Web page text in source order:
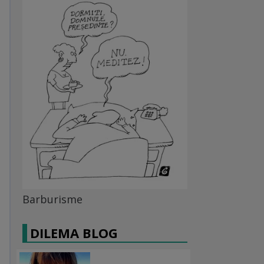
Barburisme
DILEMA BLOG